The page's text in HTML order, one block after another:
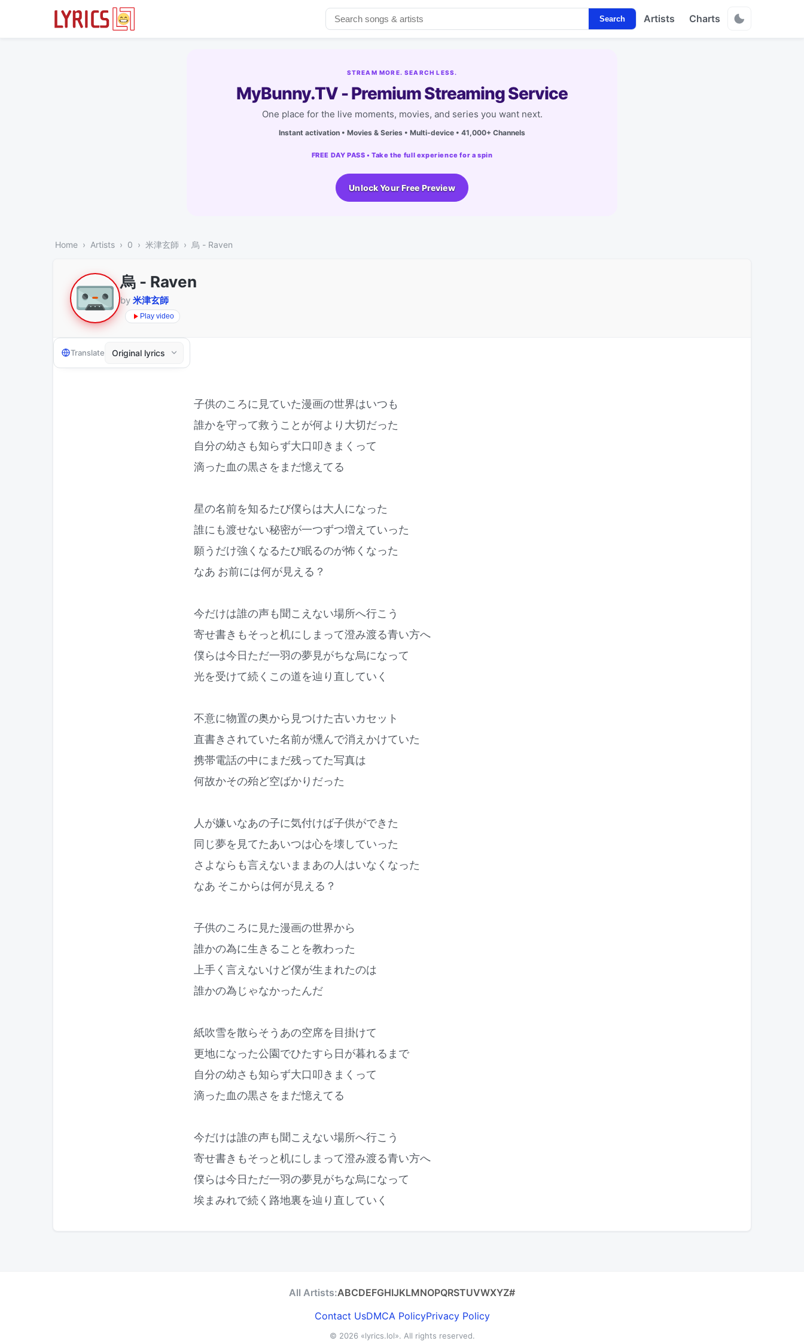
Search Artists Charts
STREAM MORE. SEARCH LESS.
MyBunny.TV - Premium Streaming Service
One place for the live moments, movies, and series you want next.
Instant activation • Movies & Series • Multi-device • 41,000+ Channels
FREE DAY PASS • Take the full experience for a spin
Unlock Your Free Preview
Home Artists 0 米津玄師 烏 - Raven
烏 - Raven
by 米津玄師
Play video
Translate
子供のころに見ていた漫画の世界はいつも
誰かを守って救うことが何より大切だった
自分の幼さも知らず大口叩きまくって
滴った血の黒さをまだ憶えてる
星の名前を知るたび僕らは大人になった
誰にも渡せない秘密が一つずつ増えていった
願うだけ強くなるたび眠るのが怖くなった
なあ お前には何が見える？
今だけは誰の声も聞こえない場所へ行こう
寄せ書きもそっと机にしまって澄み渡る青い方へ
僕らは今日ただ一羽の夢見がちな烏になって
光を受けて続くこの道を辿り直していく
不意に物置の奥から見つけた古いカセット
直書きされていた名前が燻んで消えかけていた
携帯電話の中にまだ残ってた写真は
何故かその殆ど空ばかりだった
人が嫌いなあの子に気付けば子供ができた
同じ夢を見てたあいつは心を壊していった
さよならも言えないままあの人はいなくなった
なあ そこからは何が見える？
子供のころに見た漫画の世界から
誰かの為に生きることを教わった
上手く言えないけど僕が生まれたのは
誰かの為じゃなかったんだ
紙吹雪を散らそうあの空席を目掛けて
更地になった公園でひたすら日が暮れるまで
自分の幼さも知らず大口叩きまくって
滴った血の黒さをまだ憶えてる
今だけは誰の声も聞こえない場所へ行こう
寄せ書きもそっと机にしまって澄み渡る青い方へ
僕らは今日ただ一羽の夢見がちな烏になって
埃まみれで続く路地裏を辿り直していく
All Artists:ABCDEFGHIJKLMNOPQRSTUVWXYZ#
Contact UsDMCA PolicyPrivacy Policy
© 2026 «lyrics.lol». All rights reserved.